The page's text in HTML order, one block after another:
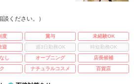
ください。）
度 賞与
未経験OK
迎 週3日勤務OK
時短勤務OK
し オープニング
店長候補
ナチュラルコスメ 百貨店